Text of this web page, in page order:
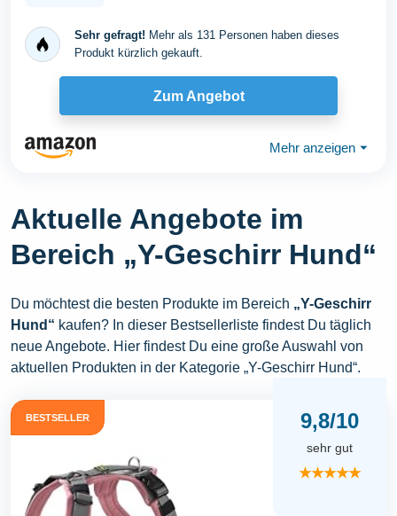
Sehr gefragt! Mehr als 131 Personen haben dieses
Produkt kürzlich gekauft.
Zum Angebot
Mehr anzeigen ⏷
Aktuelle Angebote im
Bereich „Y-Geschirr Hund“
Du möchtest die besten Produkte im Bereich „Y-Geschirr
Hund“ kaufen? In dieser Bestsellerliste findest Du täglich
neue Angebote. Hier findest Du eine große Auswahl von
aktuellen Produkten in der Kategorie „Y-Geschirr Hund“.
BESTSELLER 9,8/10
sehr gut
★★★★★